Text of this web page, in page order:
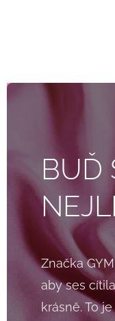
BUĎ
Značka
aby ses
krásně. To